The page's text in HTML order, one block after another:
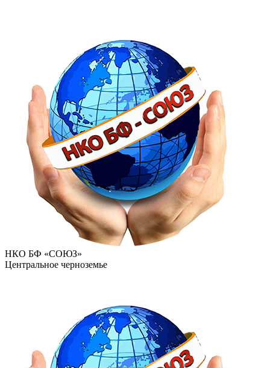
НКО БФ «СОЮЗ»
Центральное черноземье